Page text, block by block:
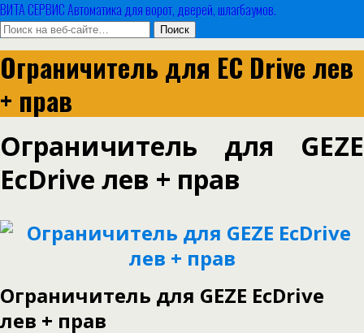
ВИТА СЕРВИС Автоматика для ворот, дверей, шлагбаумов.
Ограничитель для EC Drive лев
+ прав
Ограничитель для GEZE
EcDrive лев + прав
Ограничитель для GEZE EcDrive
лев + прав